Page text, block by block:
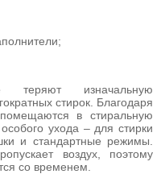
изначальную
стирок. Благодаря
в стиральную
ухода – для стирки
и стандартные режимы.
воздух, поэтому
со временем.